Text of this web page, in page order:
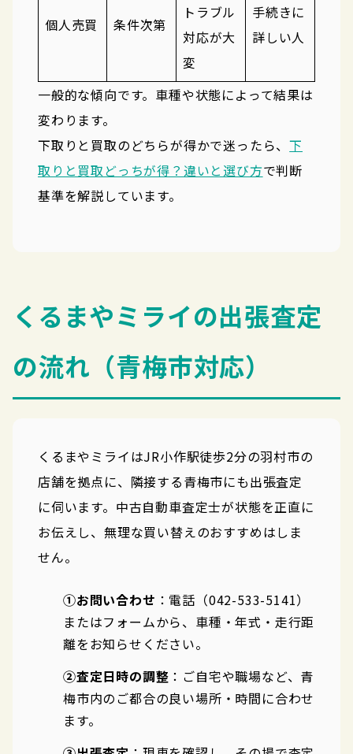
個人売買 条件次第
トラブル
対応が大
変
手続きに
詳しい人
一般的な傾向です。車種や状態によって結果は
変わります。
下取りと買取のどちらが得かで迷ったら、下
取りと買取どっちが得？違いと選び方で判断
基準を解説しています。
くるまやミライの出張査定
の流れ（青梅市対応）
くるまやミライはJR小作駅徒歩2分の羽村市の
店舗を拠点に、隣接する青梅市にも出張査定
に伺います。中古自動車査定士が状態を正直に
お伝えし、無理な買い替えのおすすめはしま
せん。
①お問い合わせ ：電話（042-533-5141）
またはフォームから、車種・年式・走行距
離をお知らせください。
②査定日時の調整 ：ご自宅や職場など、青
梅市内のご都合の良い場所・時間に合わせ
ます。